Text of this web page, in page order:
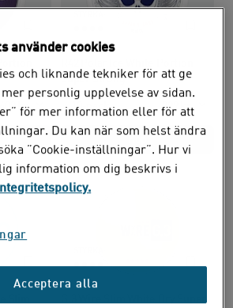
409 kr
Super Strong
10-pack 299 kr
använder cookies
och liknande tekniker för att ge
personlig upplevelse av sidan.
för mer information eller för att
Du kan när som helst ändra
”Cookie-inställningar”. Hur vi
information om dig beskrivs i
Acceptera alla